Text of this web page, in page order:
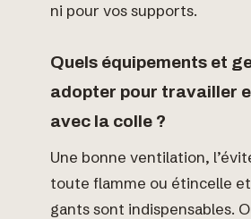
ni pour vos supports.
Quels équipements et
adopter pour travailler
avec la colle ?
Une bonne ventilation,
toute flamme ou étincelle
gants sont indispensables.